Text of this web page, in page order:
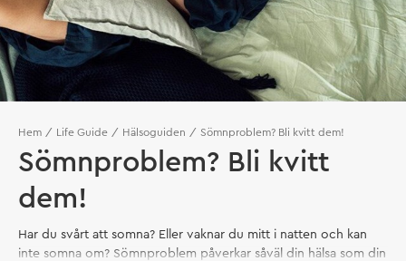
Hem Life Guide Hälsoguiden Sömnproblem? Bli kvitt dem!
Sömnproblem? Bli kvitt
dem!
Har du svårt att somna? Eller vaknar du mitt i natten och kan
inte somna om? Sömnproblem påverkar såväl din hälsa som din